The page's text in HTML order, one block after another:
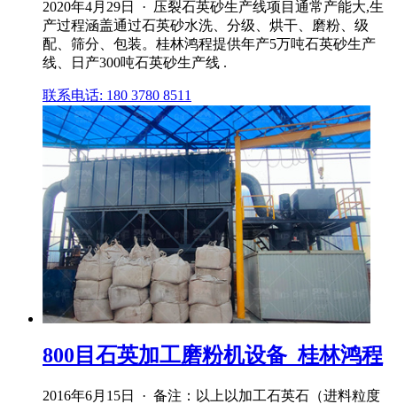
2020年4月29日 · 压裂石英砂生产线项目通常产能大,生
产过程涵盖通过石英砂水洗、分级、烘干、磨粉、级
配、筛分、包装。桂林鸿程提供年产5万吨石英砂生产
线、日产300吨石英砂生产线 .
联系电话: 180 3780 8511
800目石英加工磨粉机设备_桂林鸿程
2016年6月15日 · 备注：以上以加工石英石（进料粒度